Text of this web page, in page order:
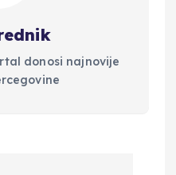
donosi najnovije